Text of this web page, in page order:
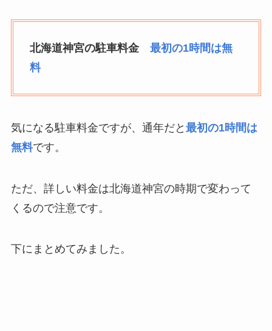
北海道神宮の駐車料金
最初の1時間は無
料
気になる駐車料金ですが、通年だと 最初の1時間は
無料です。
ただ、詳しい料金は北海道神宮の時期で変わって
くるので注意です。
下にまとめてみました。